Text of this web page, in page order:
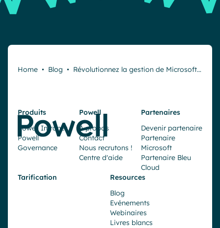
Home • Blog • Révolutionnez la gestion de Microsoft…
Produits
Powell Intranet
Powell
Governance
Powell
À propos
Contact
Nous recrutons !
Centre d'aide
Partenaires
Devenir partenaire
Partenaire
Microsoft
Partenaire Bleu
Cloud
Tarification
Resources
Blog
Evénements
Webinaires
Livres blancs